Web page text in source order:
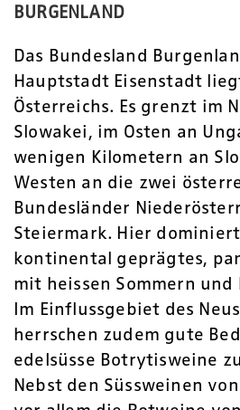
BURGENLAND
Das Bundesland
Hauptstadt Eisenstadt
Österreichs. Es grenzt im
Slowakei, im Osten an
wenigen Kilometern an
Westen an die zwei
Bundesländer
Steiermark. Hier
kontinental geprägtes,
mit heissen Sommern
Im Einflussgebiet des
herrschen zudem gute
edelsüsse Botrytisweine
Nebst den Süssweinen